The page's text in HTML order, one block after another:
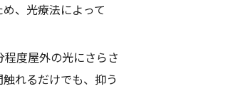
、光療法によって
程度屋外の光にさらさ
れるだけでも、抑う